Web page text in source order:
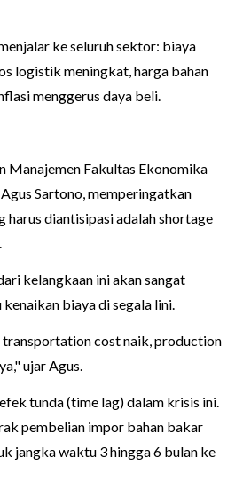
ke seluruh sektor: biaya
logistik meningkat, harga bahan
menggerus daya beli.
Manajemen Fakultas Ekonomika
Sartono, memperingatkan
harus diantisipasi adalah shortage
kelangkaan ini akan sangat
biaya di segala lini.
transportation cost naik, production
ujar Agus.
tunda (time lag) dalam krisis ini.
pembelian impor bahan bakar
jangka waktu 3 hingga 6 bulan ke